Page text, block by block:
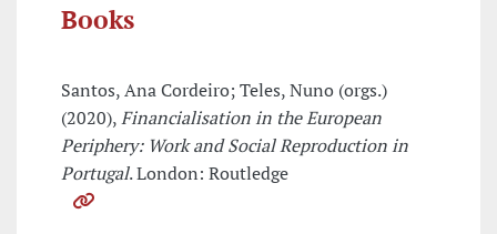
Books
Santos, Ana Cordeiro; Teles, Nuno (orgs.)
(2020),Financialisation in the European
Periphery: Work and Social Reproduction in
Portugal. London: Routledge